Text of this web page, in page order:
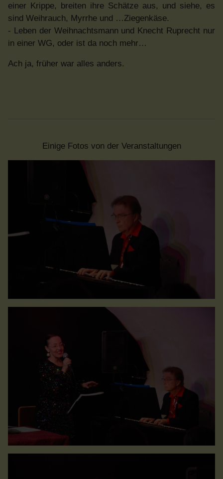
einer Krippe, breiten ihre Schätze aus, und siehe, es
sind Weihrauch, Myrrhe und …Ziegenkäse.
- Leben der Weihnachtsmann und Knecht Ruprecht nur
in einer WG, oder ist da noch mehr…
Ach ja, früher war alles anders.
Einige Fotos von der Veranstaltungen